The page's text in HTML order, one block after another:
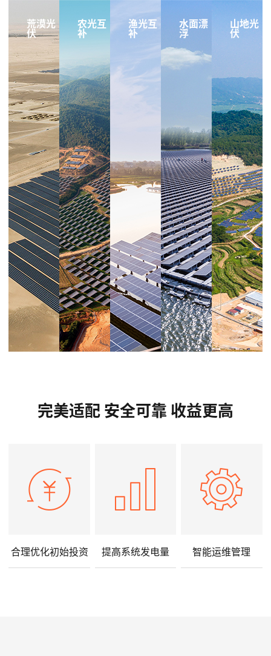
荒漠光
伏
农光互
补
渔光互
补
水面漂
浮
山地光
伏
完美适配 安全可靠 收益更高
合理优化初始投资 提高系统发电量 智能运维管理